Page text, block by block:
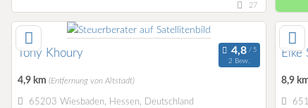
27
Tony Khoury
2 Bew.
4,9 km (Entfernung von Altstadt)
65203 Wiesbaden, Hessen, Deutschland
Elke
8,9